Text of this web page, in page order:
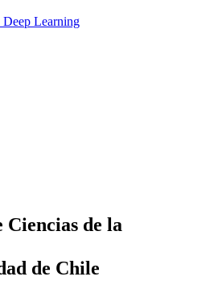
Learning
Ciencias de la
de Chile